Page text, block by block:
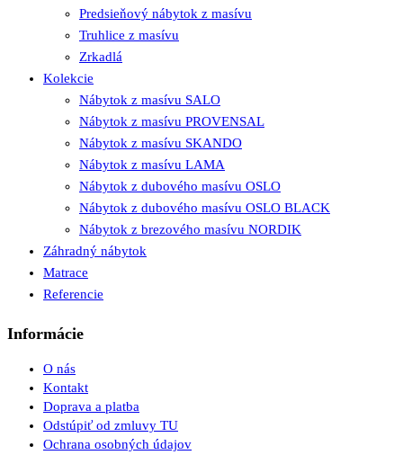
Predsieňový nábytok z masívu
Truhlice z masívu
Zrkadlá
Kolekcie
Nábytok z masívu SALO
Nábytok z masívu PROVENSAL
Nábytok z masívu SKANDO
Nábytok z masívu LAMA
Nábytok z dubového masívu OSLO
Nábytok z dubového masívu OSLO BLACK
Nábytok z brezového masívu NORDIK
Záhradný nábytok
Matrace
Referencie
Informácie
O nás
Kontakt
Doprava a platba
Odstúpiť od zmluvy TU
Ochrana osobných údajov